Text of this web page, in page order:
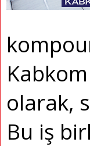
olarak,
Bu iş